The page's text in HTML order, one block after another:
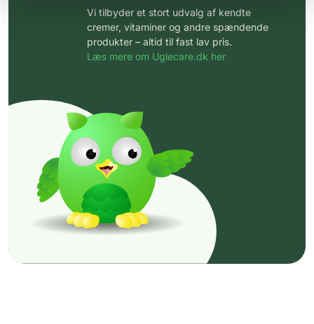
Vi tilbyder et stort udvalg af kendte
cremer, vitaminer og andre spændende
produkter – altid til fast lav pris.
Læs mere om Uglecare.dk her